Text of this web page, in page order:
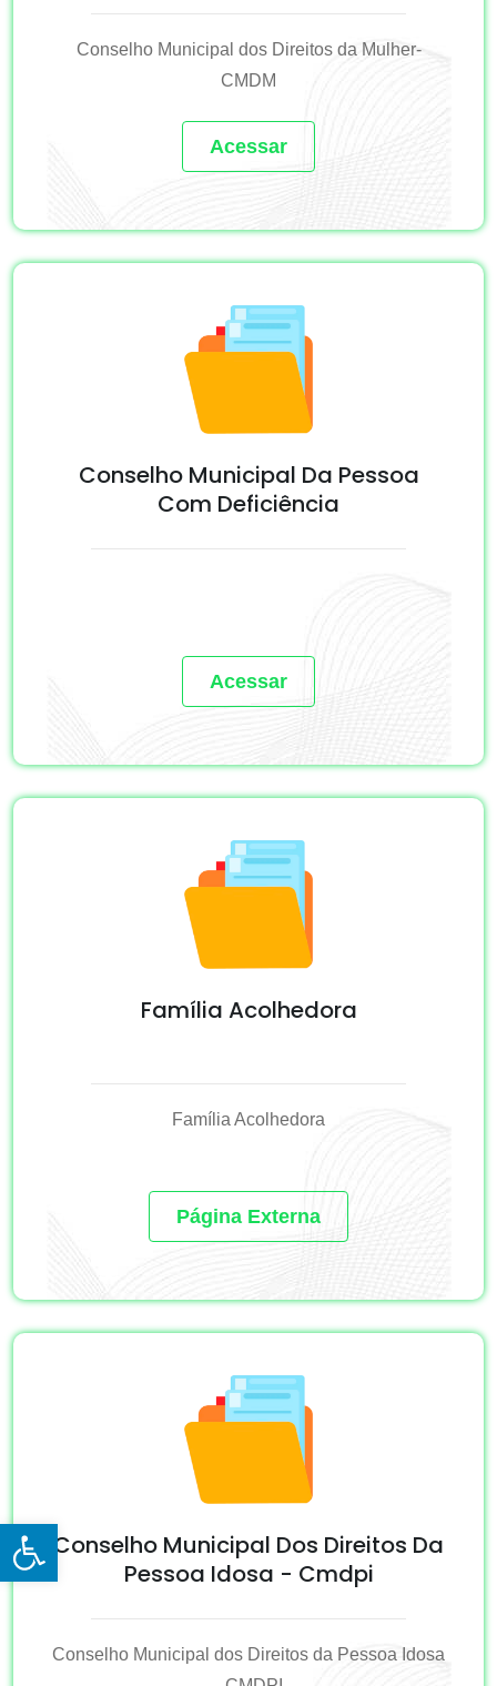
Open toolbar
Conselho Municipal dos Direitos da Mulher-
CMDM
Acessar
Conselho Municipal Da Pessoa
Com Deficiência
Acessar
Família Acolhedora
Família Acolhedora
Página Externa
Conselho Municipal Dos Direitos Da
Pessoa Idosa - Cmdpi
Conselho Municipal dos Direitos da Pessoa Idosa